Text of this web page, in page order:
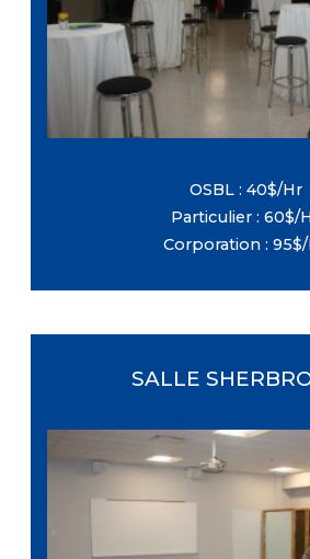
Équipement : Tables et
avec la location,
supplémentaires)
OSBL : 40$/Hr
Particulier : 60$/
Corporation :
SALLE
Dimensions : 32 pi X
Étage : Rez-de-
Capacité maximale : 60